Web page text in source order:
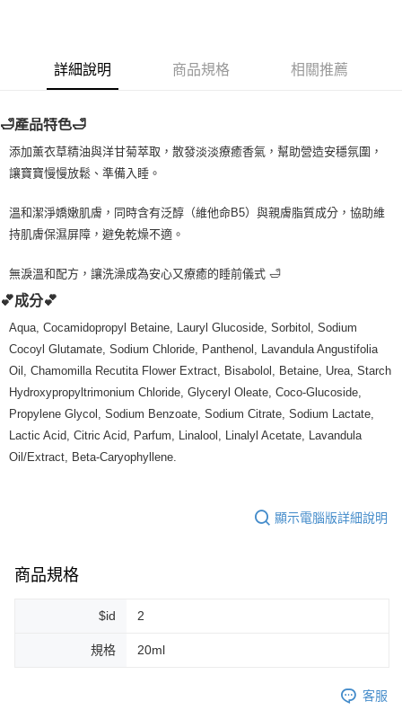
ATM付款
運送方式
全家取貨付款
每筆NT$80，滿NT$999(含以上)免運費
全家純取貨 (先付款
每筆NT$80，滿NT$999(含以上)免運費
7-11純取貨 (先付款
每筆NT$80，滿NT$999(含以上)免運費
宅配
每筆NT$100，滿NT$999(含以上)免運費
離島宅配（澎湖、金門、馬祖、小琉球）
每筆NT$250，滿NT$3,000(含以上)免運費
詳細說明 商品規格 相關推薦
🛁產品特色🛁
添加薰衣草精油與洋甘菊萃取，散發淡淡療癒香氣，幫助營造安穩氛圍，
讓寶寶慢慢放鬆、準備入睡。
溫和潔淨嬌嫩肌膚，同時含有泛醇（維他命B5）與親膚脂質成分，協助維
持肌膚保濕屏障，避免乾燥不適。
無淚溫和配方，讓洗澡成為安心又療癒的睡前儀式 🛁
💕成分💕
Aqua, Cocamidopropyl Betaine, Lauryl Glucoside, Sorbitol, Sodium
Cocoyl Glutamate, Sodium Chloride, Panthenol, Lavandula Angustifolia
Oil, Chamomilla Recutita Flower Extract, Bisabolol, Betaine, Urea, Starch
Hydroxypropyltrimonium Chloride, Glyceryl Oleate, Coco-Glucoside,
Propylene Glycol, Sodium Benzoate, Sodium Citrate, Sodium Lactate,
Lactic Acid, Citric Acid, Parfum, Linalool, Linalyl Acetate, Lavandula
Oil/Extract, Beta-Caryophyllene.
顯示電腦版詳細說明
商品規格
$id 2
規格 20ml
客服